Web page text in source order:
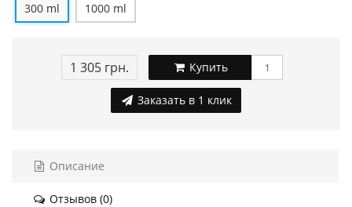
300 ml
1000 ml
1 305 грн. Купить
Заказать в 1 клик
Описание
Отзывов (0)